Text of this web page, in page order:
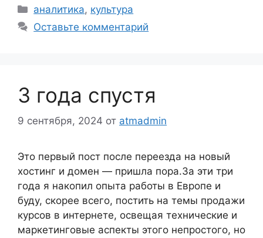
Рубрики
аналитика, культура
Оставьте комментарий
3 года спустя
9 сентября, 2024 от atmadmin
Это первый пост после переезда на новый
хостинг и домен — пришла пора.За эти три
года я накопил опыта работы в Европе и
буду, скорее всего, постить на темы продажи
курсов в интернете, освещая технические и
маркетинговые аспекты этого непростого, но